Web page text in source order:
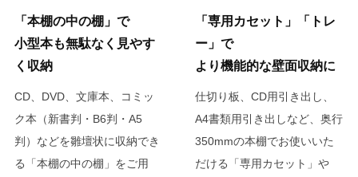
「本棚の中の棚」で
小型本も無駄なく見やす
く収納
CD、DVD、文庫本、コミッ
ク本（新書判・B6判・A5
判）などを雛壇状に収納でき
る「本棚の中の棚」をご用
「専用カセット」「トレ
ー」で
より機能的な壁面収納に
仕切り板、CD用引き出し、
A4書類用引き出しなど、奥行
350mmの本棚でお使いいた
だける「専用カセット」や